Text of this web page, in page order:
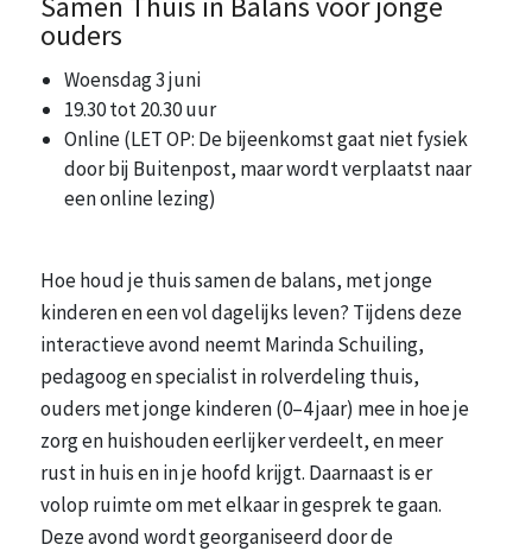
ouders
Woensdag 3 juni
19.30 tot 20.30 uur
Online (LET OP: De bijeenkomst gaat niet fysiek
door bij Buitenpost, maar wordt verplaatst naar
een online lezing)
Hoe houd je thuis samen de balans, met jonge
kinderen en een vol dagelijks leven? Tijdens deze
interactieve avond neemt Marinda Schuiling,
pedagoog en specialist in rolverdeling thuis,
ouders met jonge kinderen (0–4 jaar) mee in hoe je
zorg en huishouden eerlijker verdeelt, en meer
rust in huis en in je hoofd krijgt. Daarnaast is er
volop ruimte om met elkaar in gesprek te gaan.
Deze avond wordt georganiseerd door de